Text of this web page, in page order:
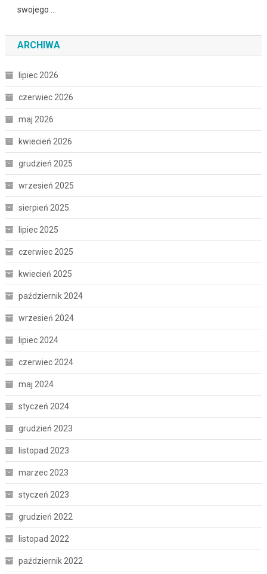
swojego …
ARCHIWA
lipiec 2026
czerwiec 2026
maj 2026
kwiecień 2026
grudzień 2025
wrzesień 2025
sierpień 2025
lipiec 2025
czerwiec 2025
kwiecień 2025
październik 2024
wrzesień 2024
lipiec 2024
czerwiec 2024
maj 2024
styczeń 2024
grudzień 2023
listopad 2023
marzec 2023
styczeń 2023
grudzień 2022
listopad 2022
październik 2022